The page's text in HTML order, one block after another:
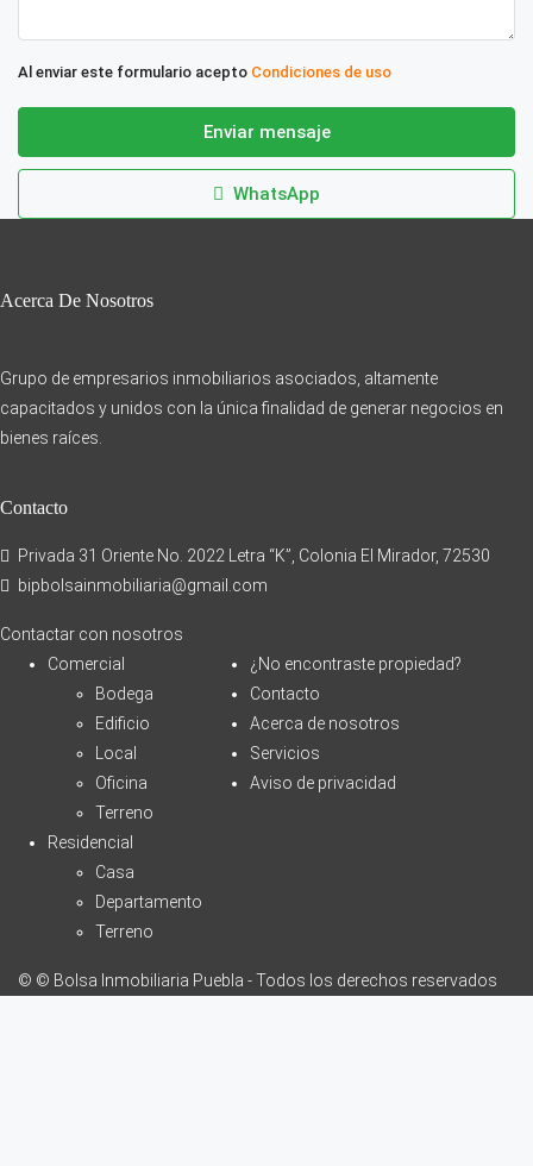
Al enviar este formulario acepto Condiciones de uso
Enviar mensaje
WhatsApp
Acerca De Nosotros
Grupo de empresarios inmobiliarios asociados, altamente
capacitados y unidos con la única finalidad de generar negocios en
bienes raíces.
Contacto
Privada 31 Oriente No. 2022 Letra “K”, Colonia El Mirador, 72530
bipbolsainmobiliaria@gmail.com
Contactar con nosotros
Comercial
Bodega
Edificio
Local
Oficina
Terreno
Residencial
Casa
Departamento
Terreno
¿No encontraste propiedad?
Contacto
Acerca de nosotros
Servicios
Aviso de privacidad
© © Bolsa Inmobiliaria Puebla - Todos los derechos reservados